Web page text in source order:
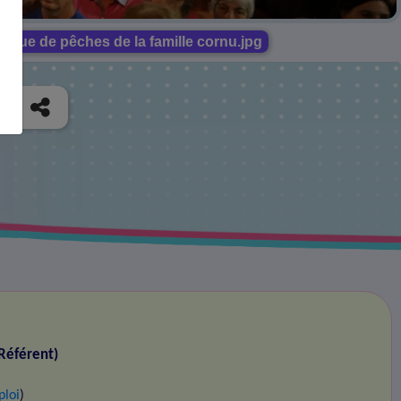
de pêches de la famille cornu.jpg
)